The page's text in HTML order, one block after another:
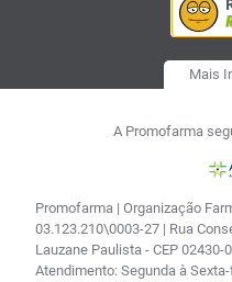
Mais
A Promofarma
Promofarma | Organização
03.123.210\0003-27 | Rua
Lauzane Paulista - CEP 02430-
Atendimento: Segunda à